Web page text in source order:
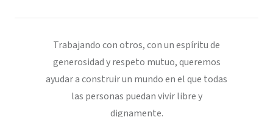
Trabajando con otros, con un espíritu de
generosidad y respeto mutuo, queremos
ayudar a construir un mundo en el que todas
las personas puedan vivir libre y
dignamente.